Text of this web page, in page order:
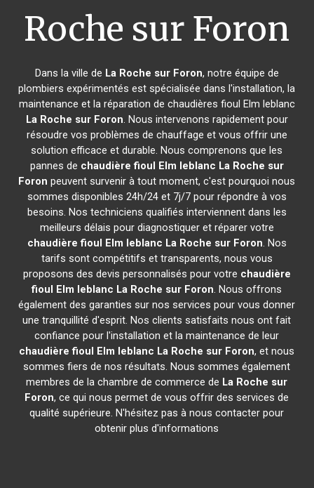
Roche sur Foron
Dans la ville de La Roche sur Foron, notre équipe de
plombiers expérimentés est spécialisée dans l'installation, la
maintenance et la réparation de chaudières fioul Elm leblanc
La Roche sur Foron. Nous intervenons rapidement pour
résoudre vos problèmes de chauffage et vous offrir une
solution efficace et durable. Nous comprenons que les
pannes de chaudière fioul Elm leblanc La Roche sur
Foron peuvent survenir à tout moment, c'est pourquoi nous
sommes disponibles 24h/24 et 7j/7 pour répondre à vos
besoins. Nos techniciens qualifiés interviennent dans les
meilleurs délais pour diagnostiquer et réparer votre
chaudière fioul Elm leblanc La Roche sur Foron. Nos
tarifs sont compétitifs et transparents, nous vous
proposons des devis personnalisés pour votre chaudière
fioul Elm leblanc La Roche sur Foron. Nous offrons
également des garanties sur nos services pour vous donner
une tranquillité d'esprit. Nos clients satisfaits nous ont fait
confiance pour l'installation et la maintenance de leur
chaudière fioul Elm leblanc La Roche sur Foron, et nous
sommes fiers de nos résultats. Nous sommes également
membres de la chambre de commerce de La Roche sur
Foron, ce qui nous permet de vous offrir des services de
qualité supérieure. N'hésitez pas à nous contacter pour
obtenir plus d'informations